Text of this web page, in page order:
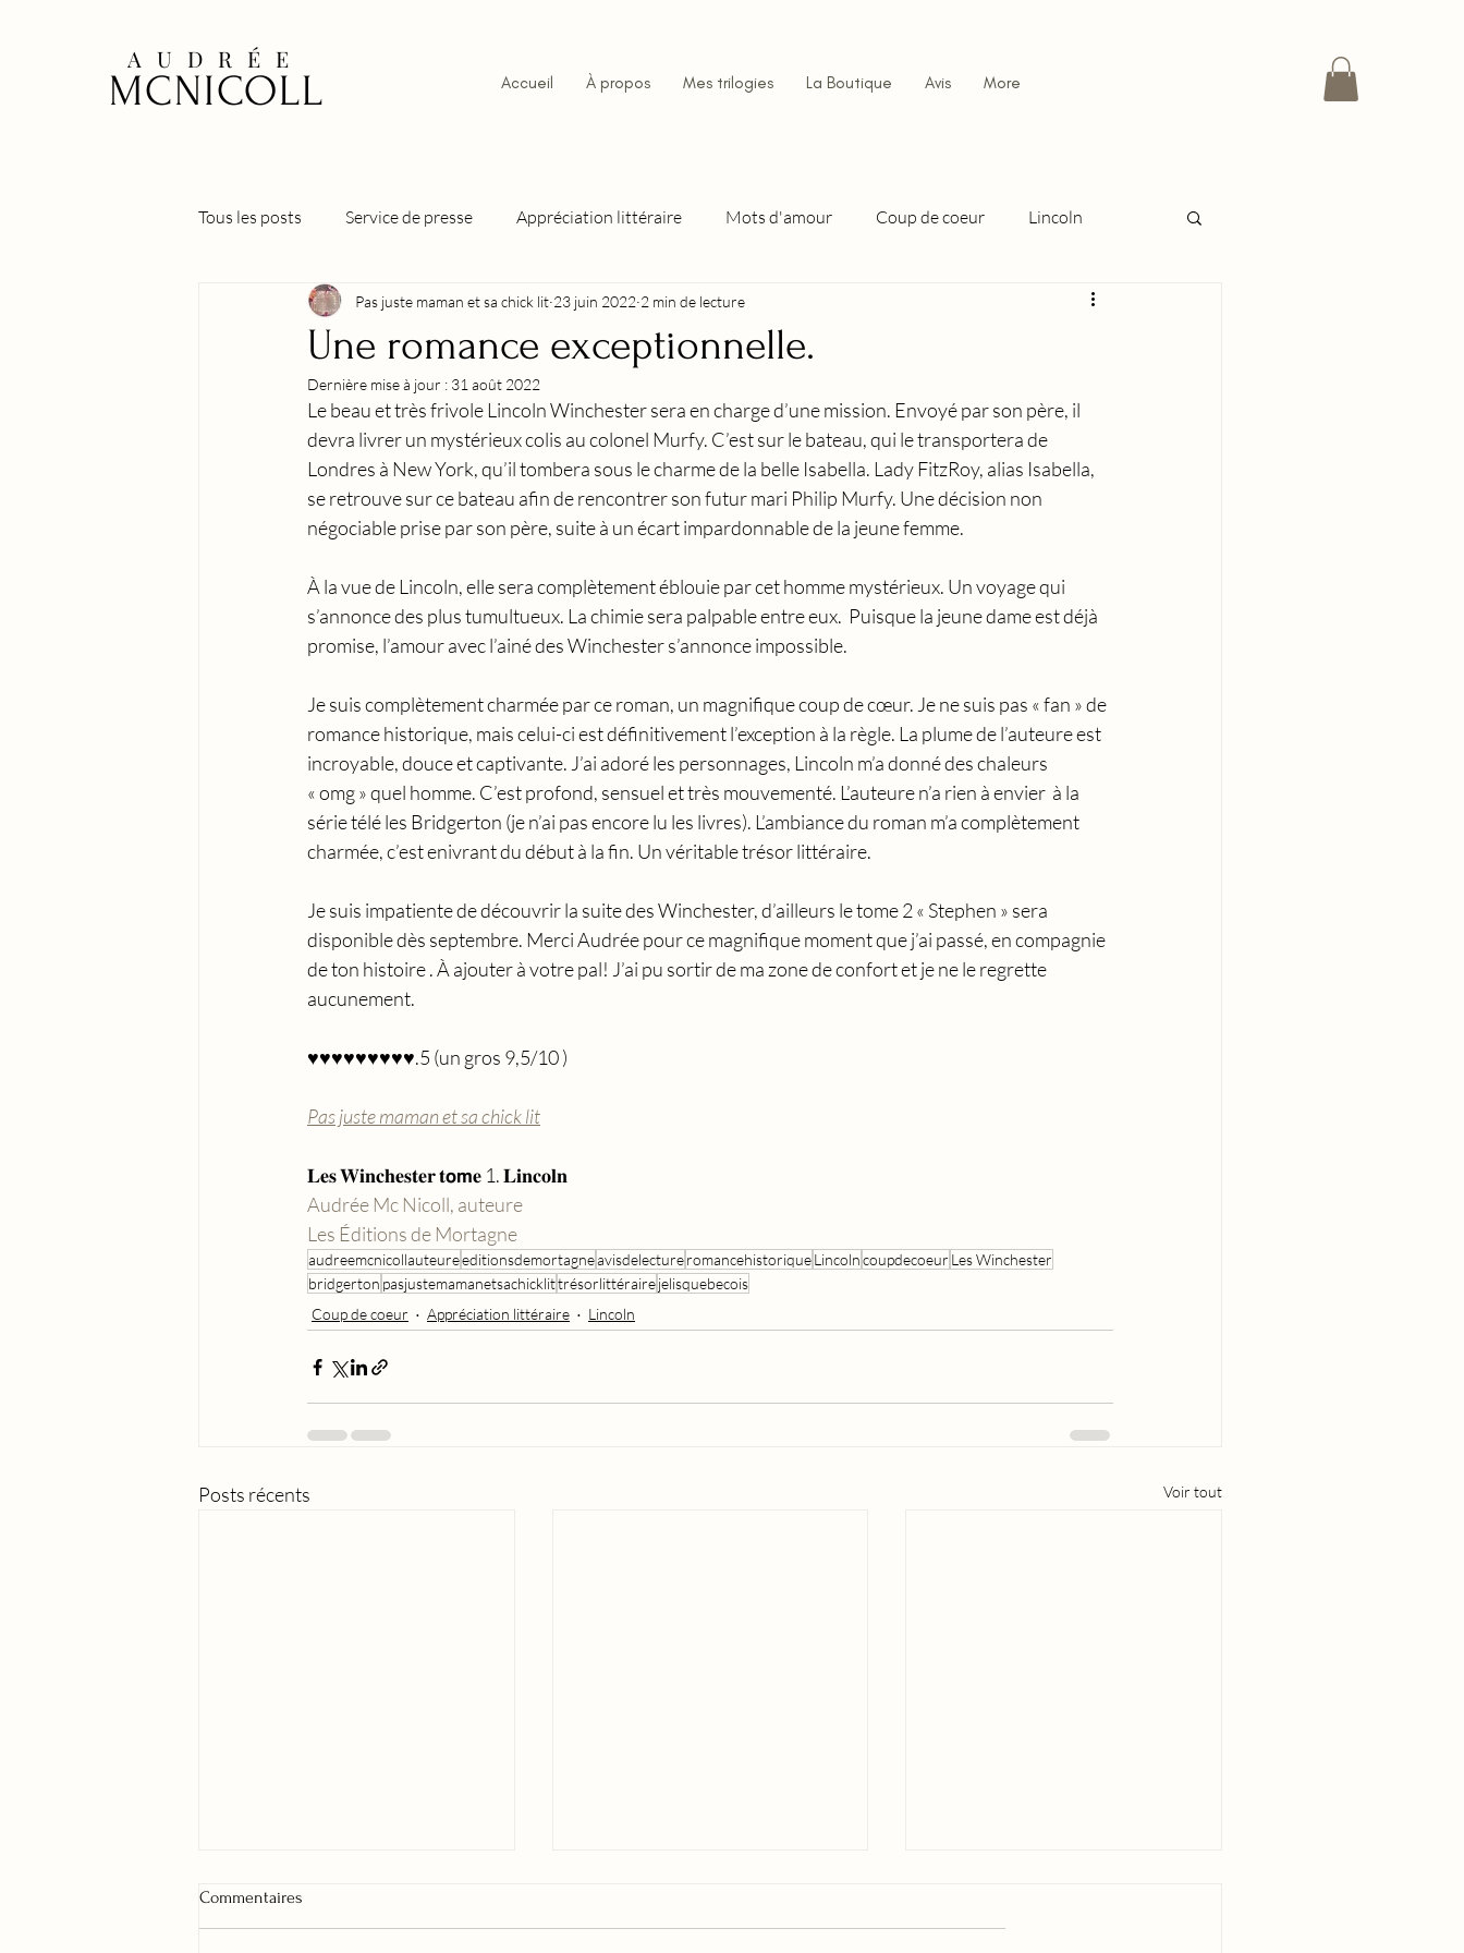
AUDRÉE
MCNICOLL Accueil À propos Mes trilogies La Boutique Avis More
Tous les posts Service de presse Appréciation littéraire Mots d'amour Coup de coeur Lincoln
Alexander La série complète Tennessee, l'huile et le feu Tennessee, La passion ou la raison
Tennessee, Te détester ou t'aimer Orgueil, Bravestone
Une romance exceptionnelle.
Pas juste maman et sa chick lit 23 juin 2022 2 min de lecture
Dernière mise à jour : 31 août 2022
Le beau et très frivole Lincoln Winchester sera en charge d’une mission. Envoyé par son père, il
devra livrer un mystérieux colis au colonel Murfy. C’est sur le bateau, qui le transportera de
Londres à New York, qu’il tombera sous le charme de la belle Isabella. Lady FitzRoy, alias Isabella,
se retrouve sur ce bateau afin de rencontrer son futur mari Philip Murfy. Une décision non
négociable prise par son père, suite à un écart impardonnable de la jeune femme.
À la vue de Lincoln, elle sera complètement éblouie par cet homme mystérieux. Un voyage qui
s’annonce des plus tumultueux. La chimie sera palpable entre eux.  Puisque la jeune dame est déjà
promise, l’amour avec l’ainé des Winchester s’annonce impossible.
Je suis complètement charmée par ce roman, un magnifique coup de cœur. Je ne suis pas « fan » de
romance historique, mais celui-ci est définitivement l’exception à la règle. La plume de l’auteure est
incroyable, douce et captivante. J’ai adoré les personnages, Lincoln m’a donné des chaleurs
« omg » quel homme. C’est profond, sensuel et très mouvementé. L’auteure n’a rien à envier  à la
série télé les Bridgerton (je n’ai pas encore lu les livres). L’ambiance du roman m’a complètement
charmée, c’est enivrant du début à la fin. Un véritable trésor littéraire.
Je suis impatiente de découvrir la suite des Winchester, d’ailleurs le tome 2 « Stephen » sera
disponible dès septembre. Merci Audrée pour ce magnifique moment que j’ai passé, en compagnie
de ton histoire . À ajouter à votre pal! J’ai pu sortir de ma zone de confort et je ne le regrette
aucunement.
♥︎♥︎♥︎♥︎♥︎♥︎♥︎♥︎♥︎.5 (un gros 9,5/10 )
Pas juste maman et sa chick lit
𝐋𝐞𝐬 𝐖𝐢𝐧𝐜𝐡𝐞𝐬𝐭𝐞𝐫 𝐭𝗼𝗺𝐞 1. 𝐋𝐢𝐧𝐜𝐨𝐥𝐧
Audrée Mc Nicoll, auteure
Les Éditions de Mortagne
audreemcnicollauteureeditionsdemortagneavisdelectureromancehistoriqueLincolncoupdecoeur Les Winchester
bridgerton pasjustemamanetsachicklittrésorlittérairejelisquebecois
Coup de coeur
Appréciation littéraire Lincoln
Posts récents Voir tout
Commentaires